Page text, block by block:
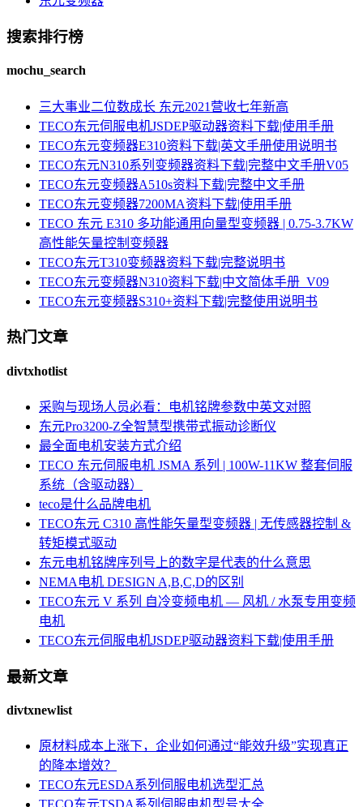
搜索排行榜
mochu_search
三大事业二位数成长 东元2021营收七年新高
TECO东元伺服电机JSDEP驱动器资料下载|使用手册
TECO东元变频器E310资料下载|英文手册使用说明书
TECO东元N310系列变频器资料下载|完整中文手册V05
TECO东元变频器A510s资料下载|完整中文手册
TECO东元变频器7200MA资料下载|使用手册
TECO 东元 E310 多功能通用向量型变频器 | 0.75-3.7KW
高性能矢量控制变频器
TECO东元T310变频器资料下载|完整说明书
TECO东元变频器N310资料下载|中文简体手册_V09
TECO东元变频器S310+资料下载|完整使用说明书
热门文章
divtxhotlist
采购与现场人员必看：电机铭牌参数中英文对照
东元Pro3200-Z全智慧型携带式振动诊断仪
最全面电机安装方式介绍
TECO 东元伺服电机 JSMA 系列 | 100W-11KW 整套伺服
系统（含驱动器）
teco是什么品牌电机
TECO东元 C310 高性能矢量型变频器 | 无传感器控制 &
转矩模式驱动
东元电机铭牌序列号上的数字是代表的什么意思
NEMA电机 DESIGN A,B,C,D的区别
TECO东元 V 系列 自冷变频电机 — 风机 / 水泵专用变频
电机
TECO东元伺服电机JSDEP驱动器资料下载|使用手册
最新文章
divtxnewlist
原材料成本上涨下，企业如何通过“能效升级”实现真正
的降本增效？
TECO东元ESDA系列伺服电机选型汇总